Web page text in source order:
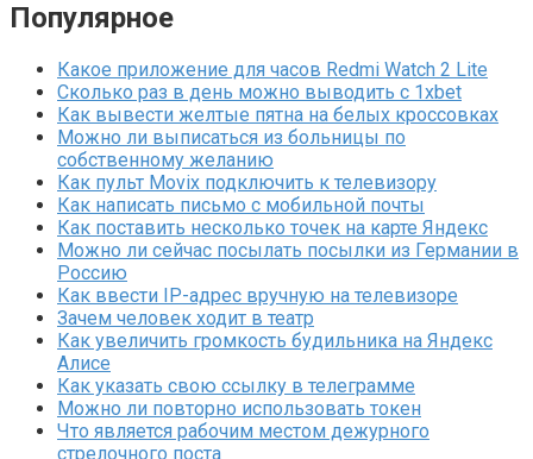
Популярное
Какое приложение для часов Redmi Watch 2 Lite
Сколько раз в день можно выводить с 1xbet
Как вывести желтые пятна на белых кроссовках
Можно ли выписаться из больницы по
собственному желанию
Как пульт Movix подключить к телевизору
Как написать письмо с мобильной почты
Как поставить несколько точек на карте Яндекс
Можно ли сейчас посылать посылки из Германии в
Россию
Как ввести IP-адрес вручную на телевизоре
Зачем человек ходит в театр
Как увеличить громкость будильника на Яндекс
Алисе
Как указать свою ссылку в телеграмме
Можно ли повторно использовать токен
Что является рабочим местом дежурного
стрелочного поста